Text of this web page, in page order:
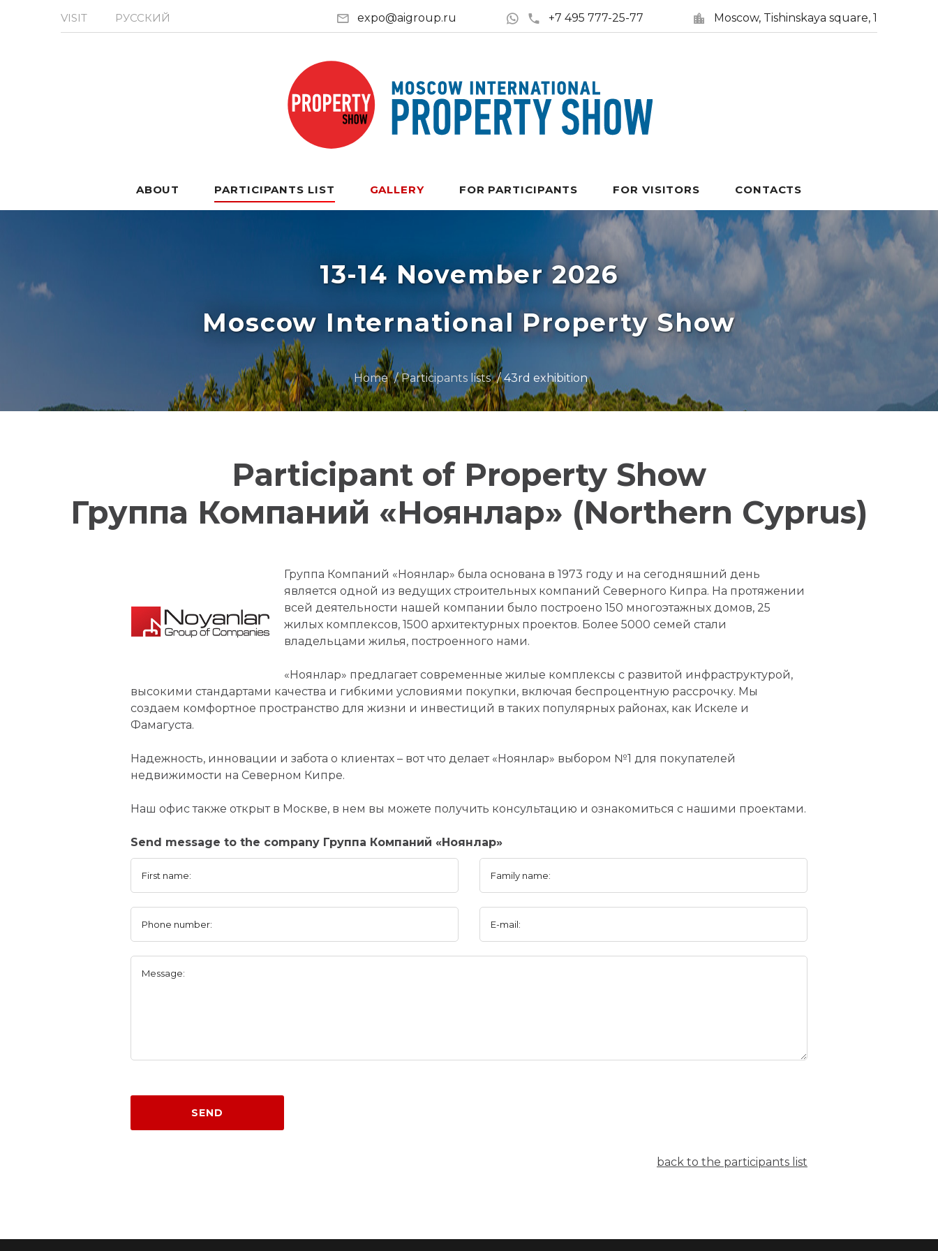
VISIT РУССКИЙ expo@aigroup.ru +7 495 777-25-77 Moscow, Tishinskaya square, 1
ABOUT PARTICIPANTS LIST GALLERY FOR PARTICIPANTS FOR VISITORS CONTACTS
13-14 November 2026
Moscow International Property Show
Home Participants lists 43rd exhibition
Participant of Property Show
Группа Компаний «Ноянлар» (Northern Cyprus)
Группа Компаний «Ноянлар» была основана в 1973 году и на сегодняшний день
является одной из ведущих строительных компаний Северного Кипра. На протяжении
всей деятельности нашей компании было построено 150 многоэтажных домов, 25
жилых комплексов, 1500 архитектурных проектов. Более 5000 семей стали
владельцами жилья, построенного нами.
«Ноянлар» предлагает современные жилые комплексы с развитой инфраструктурой,
высокими стандартами качества и гибкими условиями покупки, включая беспроцентную рассрочку. Мы
создаем комфортное пространство для жизни и инвестиций в таких популярных районах, как Искеле и
Фамагуста.
Надежность, инновации и забота о клиентах – вот что делает «Ноянлар» выбором №1 для покупателей
недвижимости на Северном Кипре.
Наш офис также открыт в Москве, в нем вы можете получить консультацию и ознакомиться с нашими проектами.
Send message to the company Группа Компаний «Ноянлар»
First name: Family name:
Phone number: E-mail:
Message:
SEND
back to the participants list